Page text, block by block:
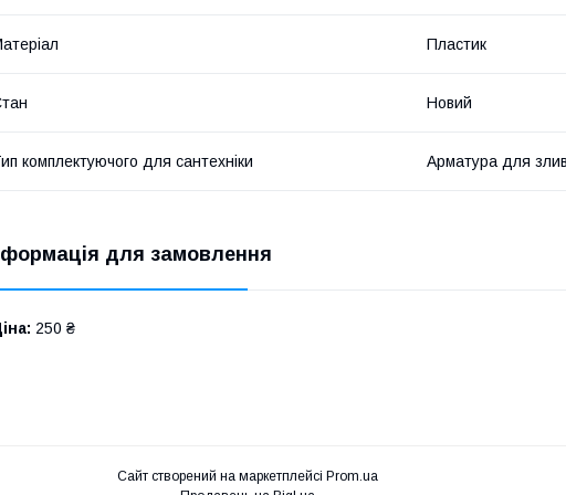
Пластик
Новий
комплектуючого для сантехніки Арматура для
для замовлення
250 ₴
Сайт створений на маркетплейсі Prom.ua